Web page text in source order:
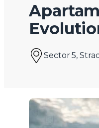
Sector 5,